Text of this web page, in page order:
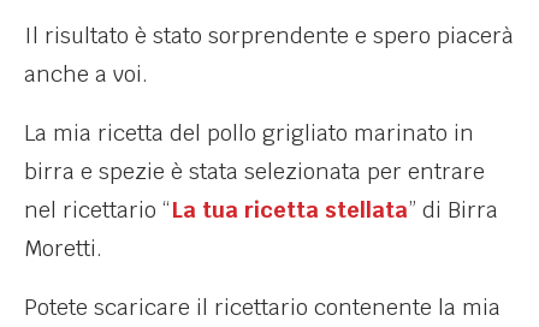
Il risultato è stato sorprendente e spero piacerà
anche a voi.
La mia ricetta del pollo grigliato marinato in
birra e spezie è stata selezionata per entrare
nel ricettario “La tua ricetta stellata” di Birra
Moretti.
Potete scaricare il ricettario contenente la mia